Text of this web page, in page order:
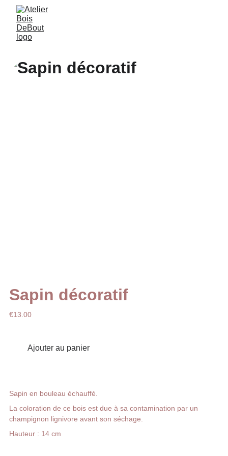
Sapin décoratif
€13.00
Ajouter au panier
Sapin en bouleau échauffé.
La coloration de ce bois est due à sa contamination par un
champignon lignivore avant son séchage.
Hauteur : 14 cm